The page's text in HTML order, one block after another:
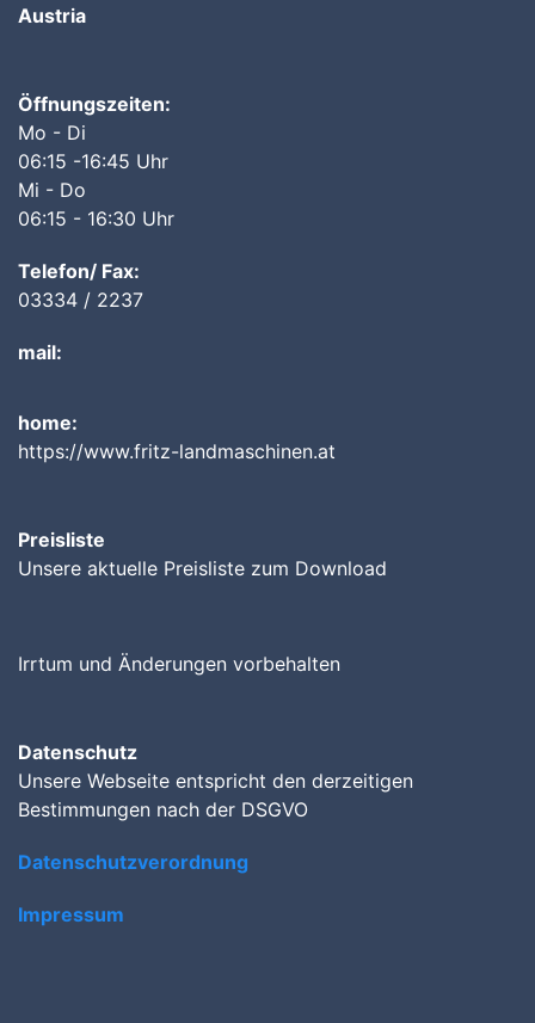
Austria
Öffnungszeiten:
Mo - Di
06:15 -16:45 Uhr
Mi - Do
06:15 - 16:30 Uhr
Telefon/ Fax:
03334 / 2237
mail:
home:
https://www.fritz-landmaschinen.at
Preisliste
Unsere aktuelle Preisliste zum Download
Irrtum und Änderungen vorbehalten
Datenschutz
Unsere Webseite entspricht den derzeitigen
Bestimmungen nach der DSGVO
Datenschutzverordnung
Impressum